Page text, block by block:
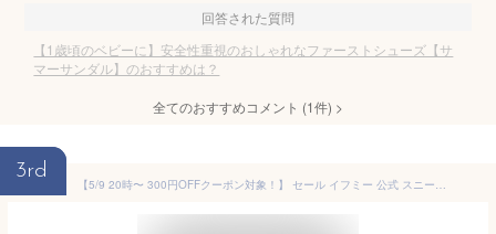
回答された質問
【1歳頃のベビーに】安全性重視のおしゃれなファーストシューズ【サ
マーサンダル】のおすすめは？
全てのおすすめコメント (1件) >
3rd
【5/9 20時〜 300円OFFクーポン対象！】 セール イフミー 公式 スニーカー サンダル ifme nature ほうき星サマーシューズ 11.5cm〜13cm 赤ちゃん 女の子 男の子 ナチュレ 20-5322